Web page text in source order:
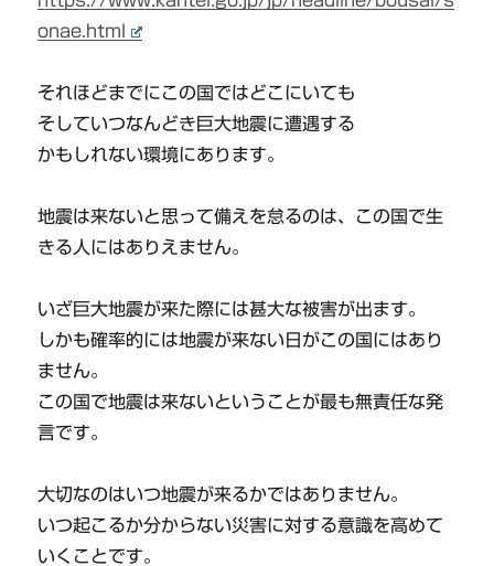
onae.html
それほどまでにこの国ではどこにいても
そしていつなんどき巨大地震に遭遇する
かもしれない環境にあります。
地震は来ないと思って備えを怠るのは、この国で生
きる人にはありえません。
いざ巨大地震が来た際には甚大な被害が出ます。
しかも確率的には地震が来ない日がこの国にはあり
ません。
この国で地震は来ないということが最も無責任な発
言です。
大切なのはいつ地震が来るかではありません。
いつ起こるか分からない災害に対する意識を高めて
いくことです。